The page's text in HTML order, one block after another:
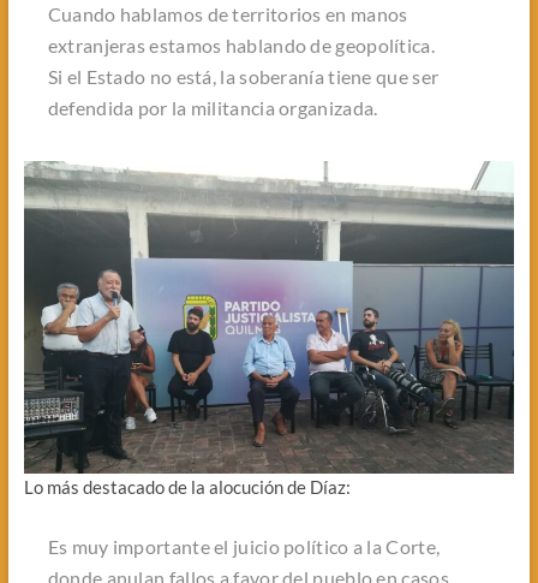
Cuando hablamos de territorios en manos
extranjeras estamos hablando de geopolítica.
Si el Estado no está, la soberanía tiene que ser
defendida por la militancia organizada.
Lo más destacado de la alocución de Díaz:
Es muy importante el juicio político a la Corte,
donde anulan fallos a favor del pueblo en casos